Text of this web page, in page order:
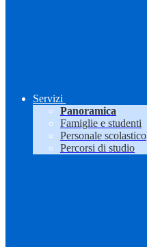
Servizi
Panoramica
Famiglie e studenti
Personale scolastico
Percorsi di studio